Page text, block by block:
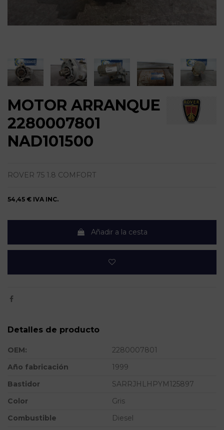
MOTOR ARRANQUE
2280007801
NAD101500
ROVER 75 1.8 COMFORT
54,45 € IVA INC.
Añadir a la cesta
Detalles de producto
OEM:
2280007801
Año fabricación
1999
Bastidor
SARRJHLHPYM125897
Color
Gris
Combustible
Diesel